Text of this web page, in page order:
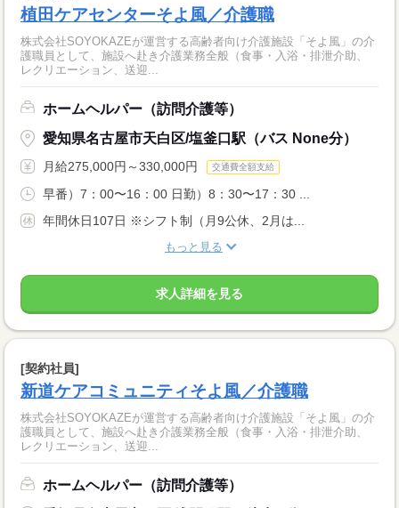
植田ケアセンターそよ風／介護職
株式会社SOYOKAZEが運営する高齢者向け介護施設「そよ風」の介
護職員として、施設へ赴き介護業務全般（食事・入浴・排泄介助、
レクリエーション、送迎...
ホームヘルパー（訪問介護等）
愛知県名古屋市天白区/塩釜口駅（バス None分）
月給275,000円～330,000円 交通費全額支給
早番）7：00〜16：00 日勤）8：30〜17：30 ...
年間休日107日 ※シフト制（月9公休、2月は...
もっと見る
求人詳細を見る
[契約社員]
新道ケアコミュニティそよ風／介護職
株式会社SOYOKAZEが運営する高齢者向け介護施設「そよ風」の介
護職員として、施設へ赴き介護業務全般（食事・入浴・排泄介助、
レクリエーション、送迎...
ホームヘルパー（訪問介護等）